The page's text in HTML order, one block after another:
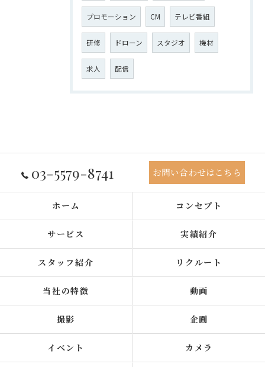
プロモーション CM テレビ番組
研修 ドローン スタジオ 機材
求人 配信
03-5579-8741 お問い合わせはこちら
ホーム コンセプト
サービス 実績紹介
スタッフ紹介 リクルート
当社の特徴 動画
撮影 企画
イベント カメラ